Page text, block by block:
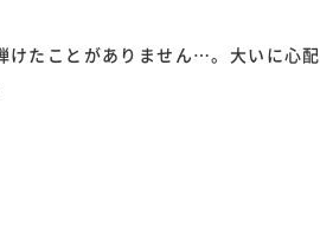
けたことがありません…。大いに心配